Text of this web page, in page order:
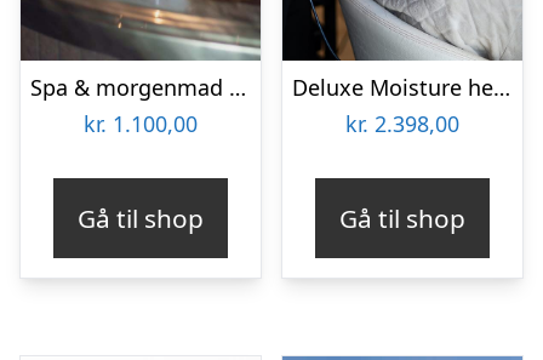
Spa & morgenmad for 2 hos Hotel BramslevGaard
kr. 1.100,00
Gå til shop
Deluxe Moisture head & hair spa for 2 hos PrettyCute
kr. 2.398,00
Gå til shop